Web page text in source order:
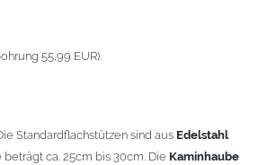
18 Plafond 2, 19 S-Line, 20 Pult
16 (Galicia) werden nur in Materialdicke 1,5mm
55,99 EUR).
Standardflachstützen sind aus Edelstahl
ca. 25cm bis 30cm. Die Kaminhaube